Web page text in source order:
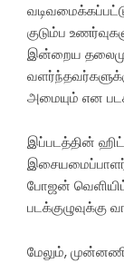
குடும்ப
இன்றைய
அமையும் என
இப்படத்தின்
இசையமைப்பாளர்
போஜன்
படக்குழுவுக்கு
மேலும்,